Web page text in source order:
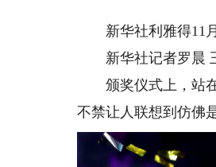
新华社利雅得11
新华社记者罗晨
颁奖仪式上，站在
不禁让人联想到仿佛